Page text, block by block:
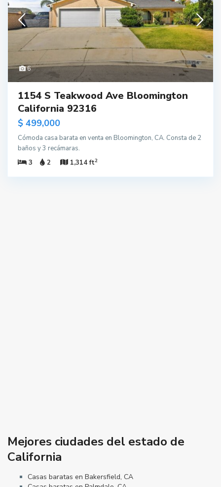
6
1154 S Teakwood Ave Bloomington
California 92316
$ 499,000
Cómoda casa barata en venta en Bloomington, CA. Consta de 2
baños y 3 recámaras.
3
2 1,314 ft2
Mejores ciudades del estado de
California
Casas baratas en Bakersfield, CA